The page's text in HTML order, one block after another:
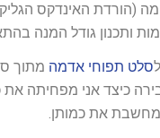
(הורדת האינדקס
ותכנון גודל המנה
סלט תפוחי אדמה מתוך
כיצד אני מפחיתה
את כמותן.